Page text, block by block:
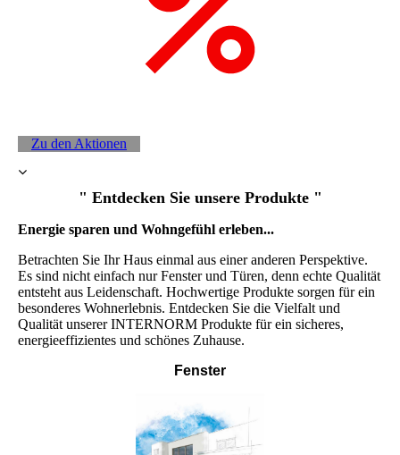
Zu den Aktionen
" Entdecken Sie unsere Produkte "
Energie sparen und Wohngefühl erleben...
Betrachten Sie Ihr Haus einmal aus einer anderen Perspektive.
Es sind nicht einfach nur Fenster und Türen, denn echte Qualität
entsteht aus Leidenschaft. Hochwertige Produkte sorgen für ein
besonderes Wohnerlebnis. Entdecken Sie die Vielfalt und
Qualität unserer INTERNORM Produkte für ein sicheres,
energieeffizientes und schönes Zuhause.
Fenster